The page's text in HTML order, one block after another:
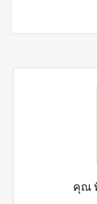
คุณ